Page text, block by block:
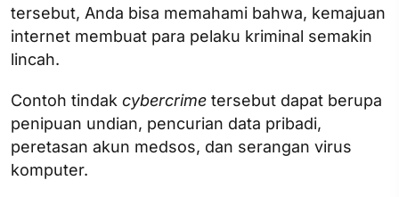
tersebut, Anda bisa memahami bahwa, kemajuan
internet membuat para pelaku kriminal semakin
lincah.
Contoh tindak cybercrime tersebut dapat berupa
penipuan undian, pencurian data pribadi,
peretasan akun medsos, dan serangan virus
komputer.